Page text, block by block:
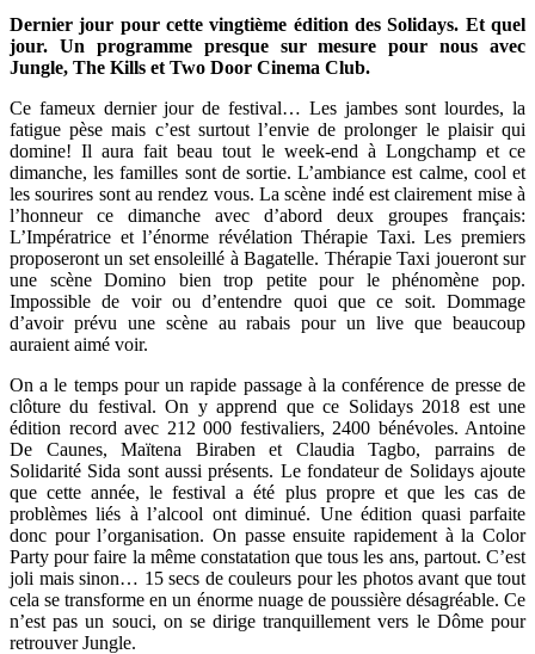
Dernier jour pour cette vingtième édition des Solidays. Et quel
jour. Un programme presque sur mesure pour nous avec
Jungle, The Kills et Two Door Cinema Club.
Ce fameux dernier jour de festival… Les jambes sont lourdes, la
fatigue pèse mais c’est surtout l’envie de prolonger le plaisir qui
domine! Il aura fait beau tout le week-end à Longchamp et ce
dimanche, les familles sont de sortie. L’ambiance est calme, cool et
les sourires sont au rendez vous. La scène indé est clairement mise à
l’honneur ce dimanche avec d’abord deux groupes français:
L’Impératrice et l’énorme révélation Thérapie Taxi. Les premiers
proposeront un set ensoleillé à Bagatelle. Thérapie Taxi joueront sur
une scène Domino bien trop petite pour le phénomène pop.
Impossible de voir ou d’entendre quoi que ce soit. Dommage
d’avoir prévu une scène au rabais pour un live que beaucoup
auraient aimé voir.
On a le temps pour un rapide passage à la conférence de presse de
clôture du festival. On y apprend que ce Solidays 2018 est une
édition record avec 212 000 festivaliers, 2400 bénévoles. Antoine
De Caunes, Maïtena Biraben et Claudia Tagbo, parrains de
Solidarité Sida sont aussi présents. Le fondateur de Solidays ajoute
que cette année, le festival a été plus propre et que les cas de
problèmes liés à l’alcool ont diminué. Une édition quasi parfaite
donc pour l’organisation. On passe ensuite rapidement à la Color
Party pour faire la même constatation que tous les ans, partout. C’est
joli mais sinon… 15 secs de couleurs pour les photos avant que tout
cela se transforme en un énorme nuage de poussière désagréable. Ce
n’est pas un souci, on se dirige tranquillement vers le Dôme pour
retrouver Jungle.